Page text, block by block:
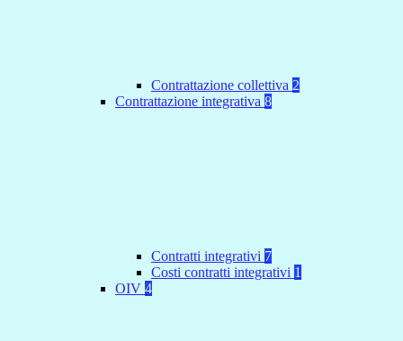
Contrattazione collettiva 2
Contrattazione integrativa 8
Contratti integrativi 7
Costi contratti integrativi 1
OIV 4